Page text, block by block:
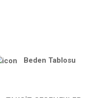
Beden Tablosu